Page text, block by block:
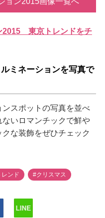
2015 東京トレンドをチ
ミネーションを写真で
スポットの写真を並べ
ないロマンチックで鮮
な装飾をぜひチェック
ンド #クリスマス